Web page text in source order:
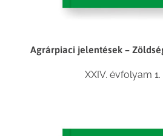
Agrárpiaci jelentések –
XXIV. évfolyam